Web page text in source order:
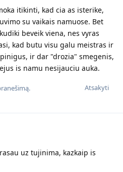
itikinti, kad cia as isterike,
su vaikais namuose. Bet
beveik viena, nes vyras
kad butu visu galu meistras ir
ir dar "drozia" smegenis,
is namu nesijauciu auka.
Atsakyti
uz tujinima, kazkaip is